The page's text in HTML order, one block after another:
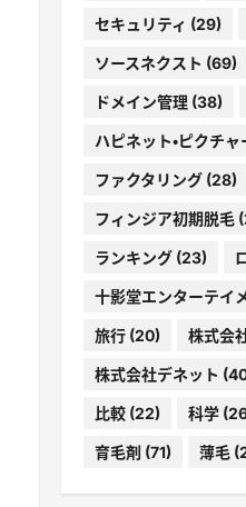
セキュリティ (29)
ソースネクスト (69)
ドメイン管理(38)
ハピネット・ピクチャ
ファクタリング(28)
フィンジア初期脱毛
ランキング(23)
十影堂エンターテイ
旅行(20) 株式会
株式会社デネット
比較(22) 科学
育毛剤 (71) 薄毛